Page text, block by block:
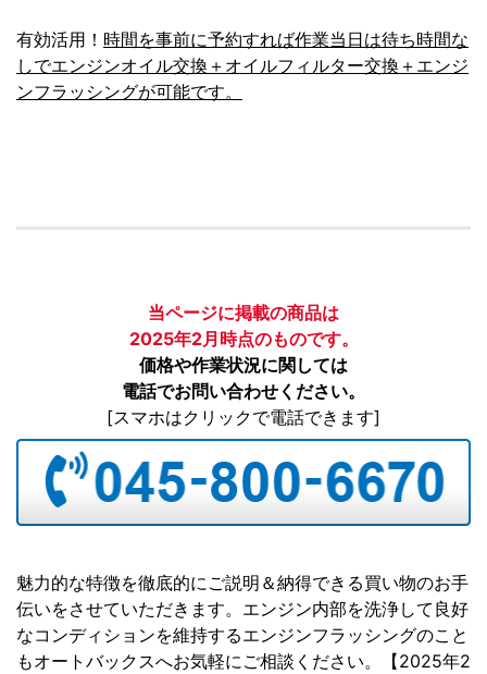
有効活用！ 時間を事前に予約すれば作業当日は待ち時間な
しでエンジンオイル交換＋オイルフィルター交換＋エンジ
ンフラッシングが可能です。
当ページに掲載の商品は
2025年2月時点のものです。
価格や作業状況に関しては
電話でお問い合わせください。
[スマホはクリックで電話できます]
魅力的な特徴を徹底的にご説明＆納得できる買い物のお手
伝いをさせていただきます。エンジン内部を洗浄して良好
なコンディションを維持するエンジンフラッシングのこと
もオートバックスへお気軽にご相談ください。【2025年2